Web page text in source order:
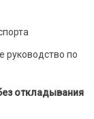
руководство по
откладывания